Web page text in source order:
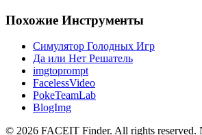
Похожие Инструменты
Симулятор Голодных Игр
Да или Нет Решатель
imgtoprompt
FacelessVideo
PokeTeamLab
BlogImg
© 2026 FACEIT Finder. All rights reserved.